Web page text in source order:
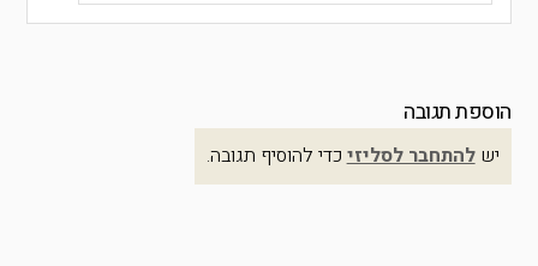
הוספת תגובה
ישלהתחבר לסליזיכדי להוסיף תגובה.